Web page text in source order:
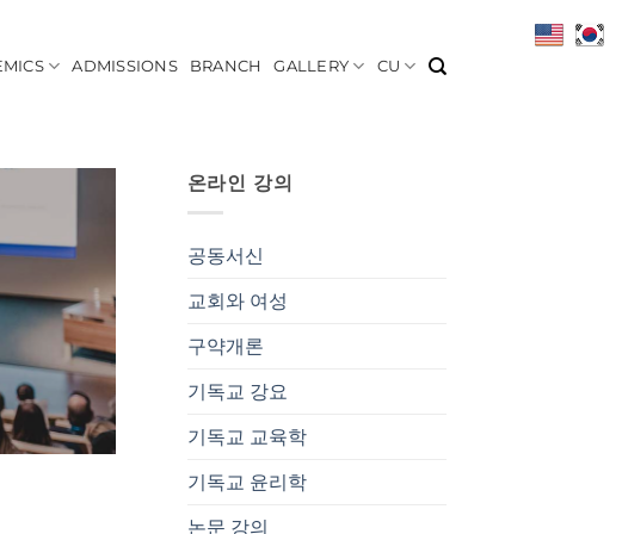
ADMISSIONS BRANCH GALLERY CU
온라인 강의
공동서신
교회와 여성
구약개론
기독교 강요
기독교 교육학
기독교 윤리학
논문 강의